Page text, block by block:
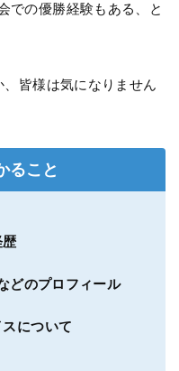
での優勝経験もある、と
皆様は気になりません
ること
歴
どのプロフィール
について